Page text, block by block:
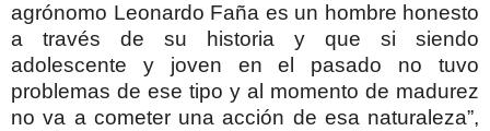
agrónomo Leonardo Faña es un hombre honesto
a través de su historia y que si siendo
adolescente y joven en el pasado no tuvo
problemas de ese tipo y al momento de madurez
no va a cometer una acción de esa naturaleza”,